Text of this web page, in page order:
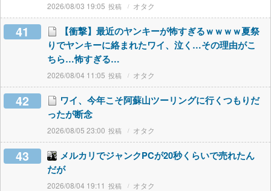
2026/08/03 19:05 オタク
41
【衝撃】最近のヤンキーが怖すぎるｗｗｗｗ夏祭
りでヤンキーに絡まれたワイ、泣く…その理由がこ
ちら…怖すぎる…
2026/08/04 11:05 オタク
42
ワイ、今年こそ阿蘇山ツーリングに行くつもりだ
ったが断念
2026/08/05 23:00 オタク
43
メルカリでジャンクPCが20秒くらいで売れたん
だが
2026/08/04 19:11 オタク